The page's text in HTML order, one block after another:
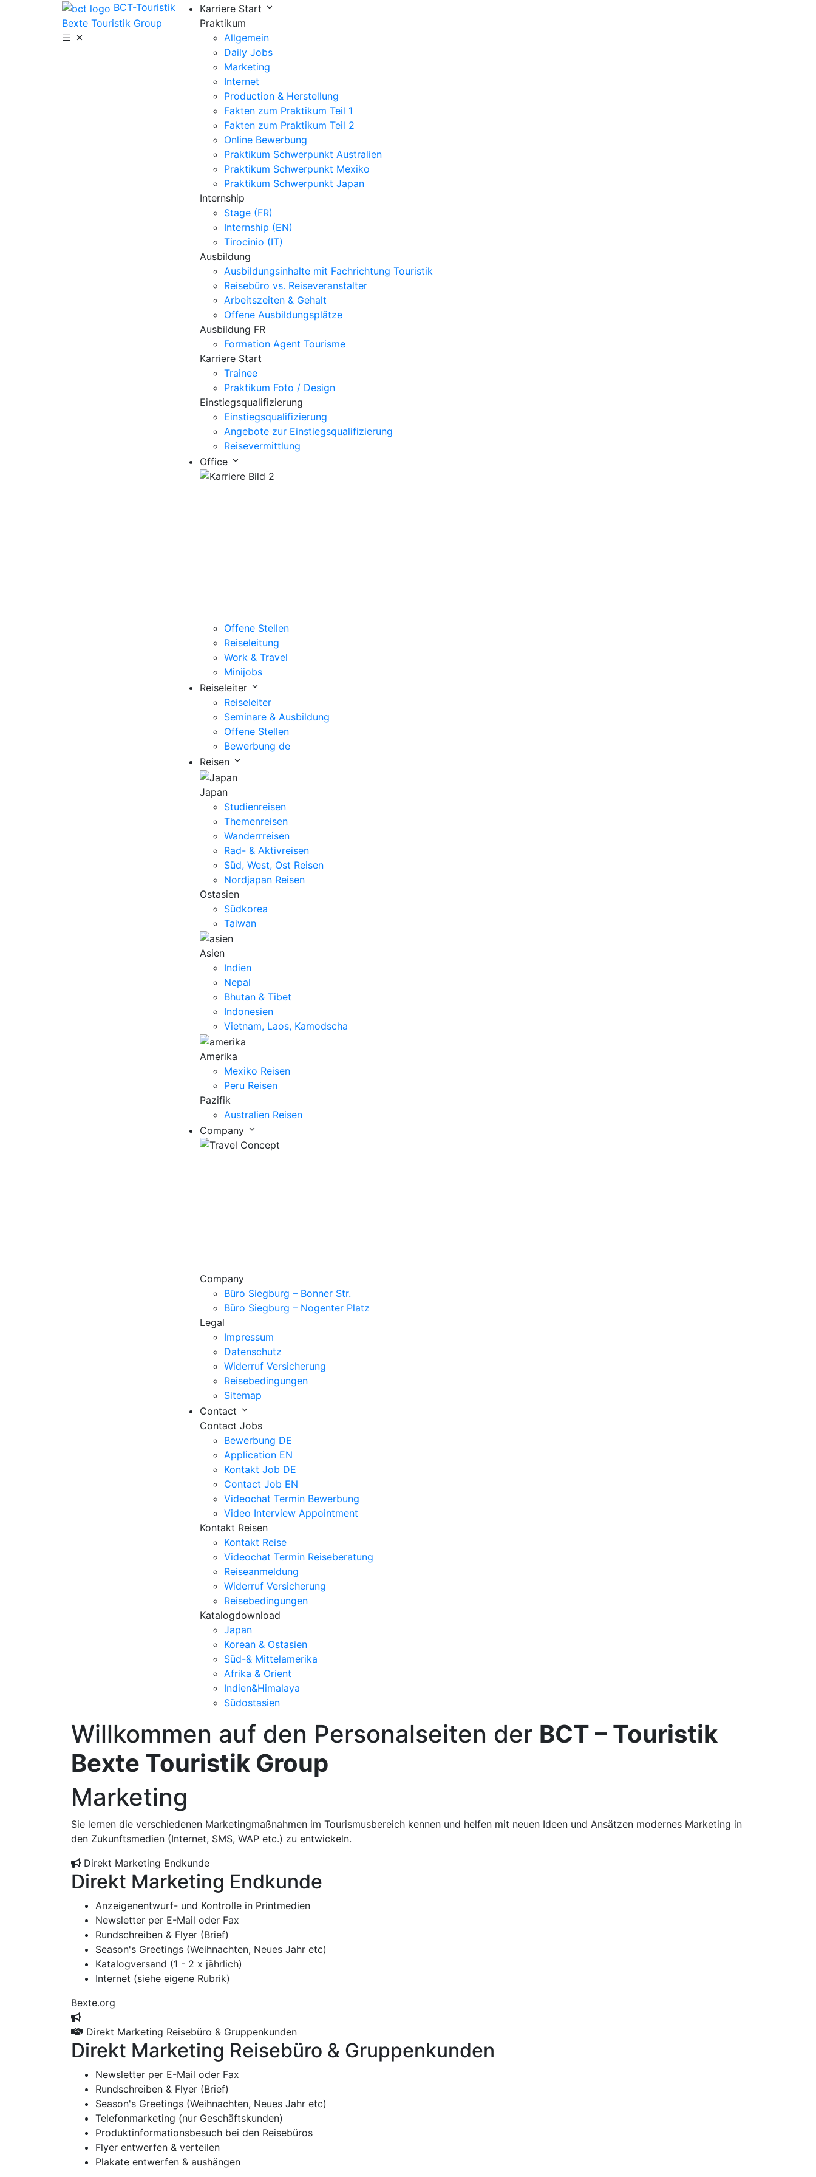
BCT-Touristik
Bexte Touristik Group
Karriere Start
Praktikum
Allgemein
Daily Jobs
Marketing
Internet
Production & Herstellung
Fakten zum Praktikum Teil 1
Fakten zum Praktikum Teil 2
Online Bewerbung
Praktikum Schwerpunkt Australien
Praktikum Schwerpunkt Mexiko
Praktikum Schwerpunkt Japan
Internship
Stage (FR)
Internship (EN)
Tirocinio (IT)
Ausbildung
Ausbildungsinhalte mit Fachrichtung Touristik
Reisebüro vs. Reiseveranstalter
Arbeitszeiten & Gehalt
Offene Ausbildungsplätze
Ausbildung FR
Formation Agent Tourisme
Karriere Start
Trainee
Praktikum Foto / Design
Einstiegsqualifizierung
Einstiegsqualifizierung
Angebote zur Einstiegsqualifizierung
Reisevermittlung
Office
Offene Stellen
Reiseleitung
Work & Travel
Minijobs
Reiseleiter
Reiseleiter
Seminare & Ausbildung
Offene Stellen
Bewerbung de
Reisen
Japan
Studienreisen
Themenreisen
Wanderrreisen
Rad- & Aktivreisen
Süd, West, Ost Reisen
Nordjapan Reisen
Ostasien
Südkorea
Taiwan
Asien
Indien
Nepal
Bhutan & Tibet
Indonesien
Vietnam, Laos, Kamodscha
Amerika
Mexiko Reisen
Peru Reisen
Pazifik
Australien Reisen
Company
Company
Büro Siegburg – Bonner Str.
Büro Siegburg – Nogenter Platz
Legal
Impressum
Datenschutz
Widerruf Versicherung
Reisebedingungen
Sitemap
Contact
Contact Jobs
Bewerbung DE
Application EN
Kontakt Job DE
Contact Job EN
Videochat Termin Bewerbung
Video Interview Appointment
Kontakt Reisen
Kontakt Reise
Videochat Termin Reiseberatung
Reiseanmeldung
Widerruf Versicherung
Reisebedingungen
Katalogdownload
Japan
Korean & Ostasien
Süd-& Mittelamerika
Afrika & Orient
Indien&Himalaya
Südostasien
Willkommen auf den Personalseiten der BCT – Touristik
Bexte Touristik Group
Marketing
Sie lernen die verschiedenen Marketingmaßnahmen im Tourismusbereich kennen und helfen mit neuen Ideen und Ansätzen modernes Marketing in
den Zukunftsmedien (Internet, SMS, WAP etc.) zu entwickeln.
Direkt Marketing Endkunde
Direkt Marketing Endkunde
Anzeigenentwurf- und Kontrolle in Printmedien
Newsletter per E-Mail oder Fax
Rundschreiben & Flyer (Brief)
Season's Greetings (Weihnachten, Neues Jahr etc)
Katalogversand (1 - 2 x jährlich)
Internet (siehe eigene Rubrik)
Bexte.org
Direkt Marketing Reisebüro & Gruppenkunden
Direkt Marketing Reisebüro & Gruppenkunden
Newsletter per E-Mail oder Fax
Rundschreiben & Flyer (Brief)
Season's Greetings (Weihnachten, Neues Jahr etc)
Telefonmarketing (nur Geschäftskunden)
Produktinformationsbesuch bei den Reisebüros
Flyer entwerfen & verteilen
Plakate entwerfen & aushängen